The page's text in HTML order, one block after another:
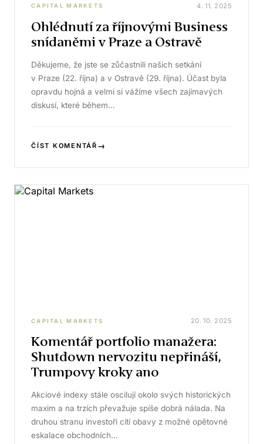
CAPITAL MARKETS 4. 11. 2025
Ohlédnutí za říjnovými Business
snídaněmi v Praze a Ostravě
Děkujeme, že jste se zůčastnili našich setkání
v Praze (22. října) a v Ostravě (29. října). Účast byla
opravdu hojná a velmi si vážíme všech zajímavých
diskusí, které během…
ČÍST KOMENTÁŘ →
CAPITAL MARKETS 20. 10. 2025
Komentář portfolio manažera:
Shutdown nervozitu nepřináší,
Trumpovy kroky ano
Akciové indexy stále oscilují okolo svých historických
maxim a na trzích převažuje spíše dobrá nálada. Na
druhou stranu investoři cítí obavy z možné opětovné
eskalace obchodních…